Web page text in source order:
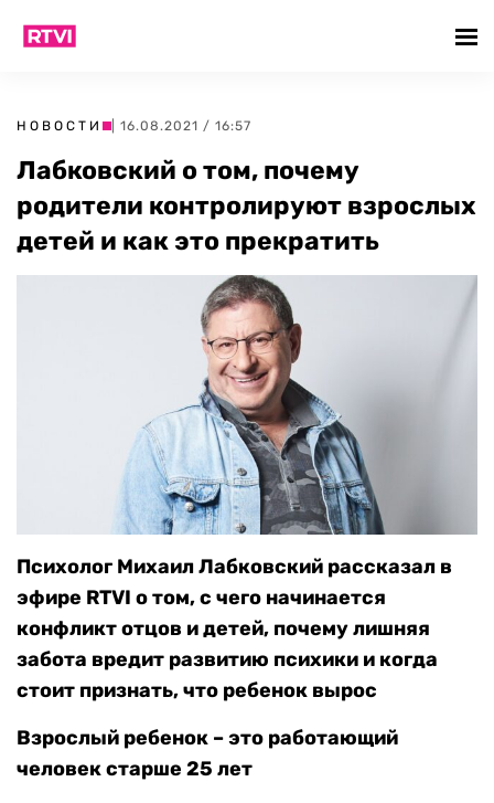
НОВОСТИ | 16.08.2021 / 16:57
Лабковский о том, почему
родители контролируют взрослых
детей и как это прекратить
Психолог Михаил Лабковский рассказал в
эфире RTVI о том, с чего начинается
конфликт отцов и детей, почему лишняя
забота вредит развитию психики и когда
стоит признать, что ребенок вырос
Взрослый ребенок – это работающий
человек старше 25 лет